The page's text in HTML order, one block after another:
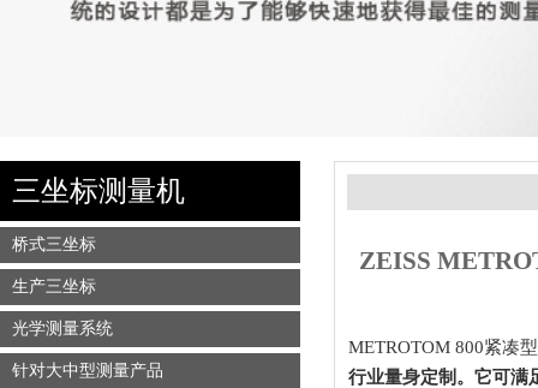
ZEISS
METROTOM 800紧凑
行业量身定制。它可满
三坐标测量机
桥式三坐标
生产三坐标
光学测量系统
针对大中型测量产品